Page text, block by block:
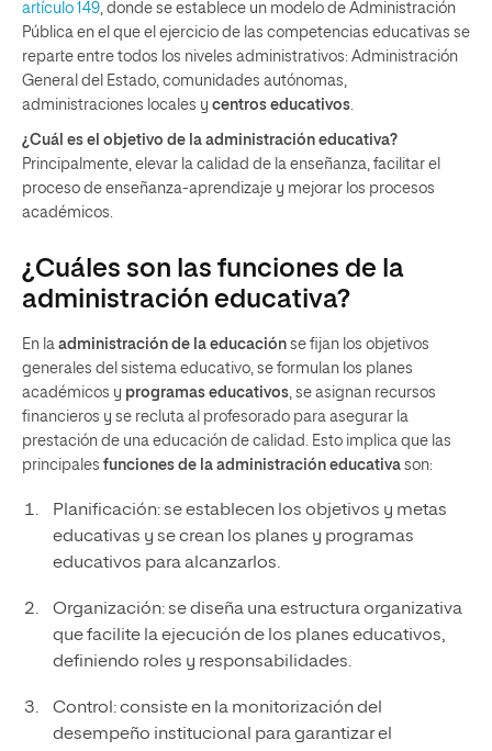
artículo 149, donde se establece un modelo de Administración
Pública en el que el ejercicio de las competencias educativas se
reparte entre todos los niveles administrativos: Administración
General del Estado, comunidades autónomas,
administraciones locales y centros educativos.
¿Cuál es el objetivo de la administración educativa?
Principalmente, elevar la calidad de la enseñanza, facilitar el
proceso de enseñanza-aprendizaje y mejorar los procesos
académicos.
¿Cuáles son las funciones de la
administración educativa?
En la administración de la educación se fijan los objetivos
generales del sistema educativo, se formulan los planes
académicos y programas educativos, se asignan recursos
financieros y se recluta al profesorado para asegurar la
prestación de una educación de calidad. Esto implica que las
principales funciones de la administración educativa son:
Planificación: se establecen los objetivos y metas
educativas y se crean los planes y programas
educativos para alcanzarlos.
Organización: se diseña una estructura organizativa
que facilite la ejecución de los planes educativos,
definiendo roles y responsabilidades.
Control: consiste en la monitorización del
desempeño institucional para garantizar el